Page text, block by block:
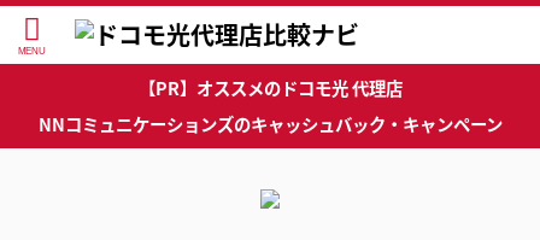
【PR】オススメのドコモ光 代理店
NNコミュニケーションズのキャッシュバック・キャンペーン